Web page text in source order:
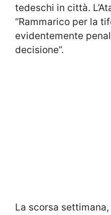
tedeschi in città.
“Rammarico per la
evidentemente
decisione”.
La scorsa